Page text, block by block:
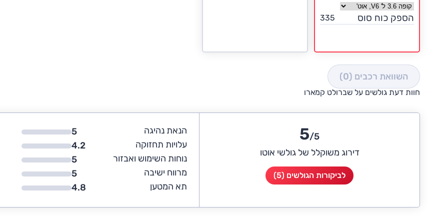
בחר גרסה שברולט קמארו
הספק כוח סוס 335
השוואת רכבים (0)
חוות דעת גולשים על שברולט קמארו
5/5
דירוג משוקלל של גולשי אוטו
לביקורות הגולשים (5)
הנאת נהיגה
5
עלויות תחזוקה
4.2
נוחות השימוש ואבזור
5
מרווח ישיבה
5
תא המטען
4.8